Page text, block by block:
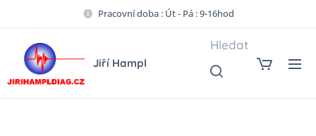
Pracovní doba : Út - Pá : 9-16hod
Jiří Hampl
Hledat